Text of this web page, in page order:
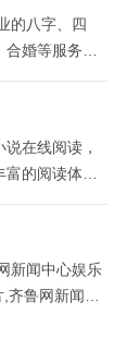
的八字、四
婚等服务，
信息咨询、
在线阅读，
富的阅读体
新闻中心娱乐
齐鲁网新闻中